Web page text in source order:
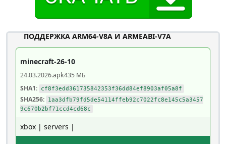
ПОДДЕРЖКА ARM64-V8A И ARMEABI-V7A
minecraft-26-10
24.03.2026.apk435 МБ
SHA1:
cf8f3edd361735842353f36dd84ef8903af05a8f
SHA256:
1aa3dfb79fd5de54114ffeb92c7022fc8e145c5a3457
9c670b2bf71ccd4cd68c
xbox | servers |